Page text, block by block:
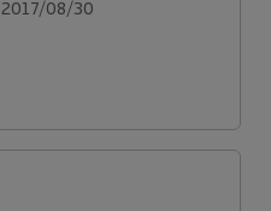
2017/08/30